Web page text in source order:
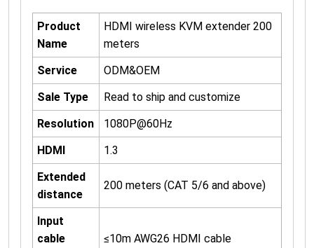
Product
Name
HDMI wireless KVM extender 200
meters
Service
ODM&OEM
Sale Type
Read to ship and customize
Resolution
1080P@60Hz
HDMI
1.3
Extended
distance
200 meters (CAT 5/6 and above)
Input
cable
≤10m AWG26 HDMI cable